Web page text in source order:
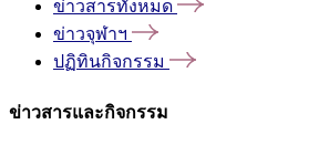
ข่าวสารทั้งหมด
ข่าวจุฬาฯ
ปฏิทินกิจกรรม
ข่าวสารและกิจกรรม